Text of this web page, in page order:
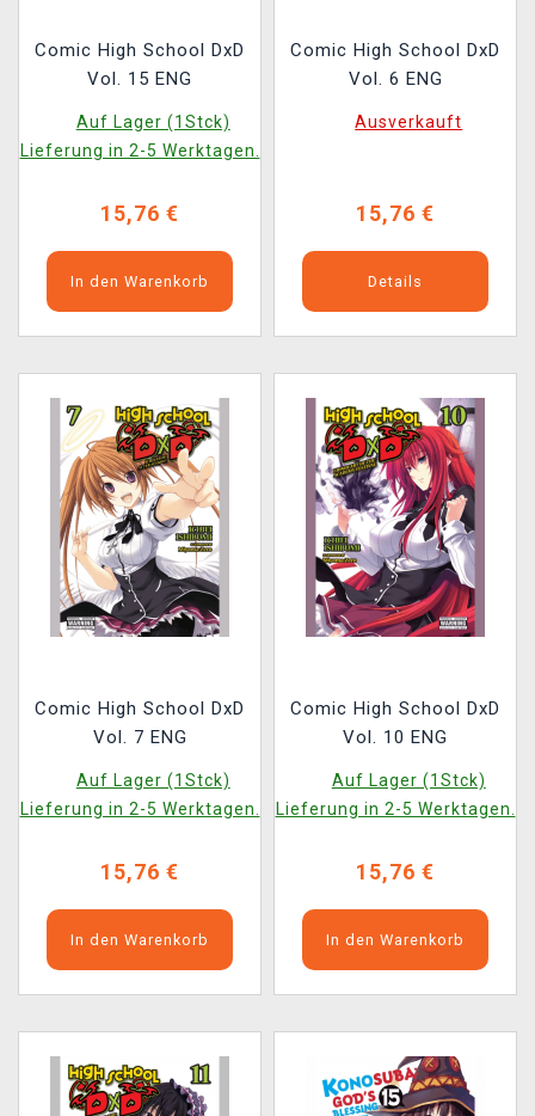
Comic High School DxD
Vol. 15 ENG
Auf Lager (1Stck)
Lieferung in 2-5 Werktagen.
15,76 €
In den Warenkorb
Comic High School DxD
Vol. 6 ENG
Ausverkauft
15,76 €
Details
Comic High School DxD
Vol. 7 ENG
Auf Lager (1Stck)
Lieferung in 2-5 Werktagen.
15,76 €
In den Warenkorb
Comic High School DxD
Vol. 10 ENG
Auf Lager (1Stck)
Lieferung in 2-5 Werktagen.
15,76 €
In den Warenkorb